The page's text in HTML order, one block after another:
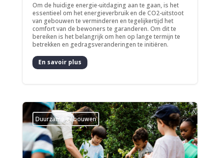
Om de huidige energie-uitdaging aan te gaan, is het
essentieel om het energieverbruik en de CO2-uitstoot
van gebouwen te verminderen en tegelijkertijd het
comfort van de bewoners te garanderen. Om dit te
bereiken is het belangrijk om hen op lange termijn te
betrekken en gedragsveranderingen te initiëren.
En savoir plus
Duurzame gebouwen